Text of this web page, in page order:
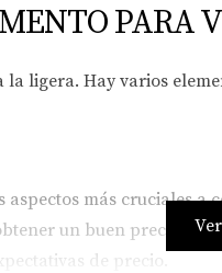
PARA
ligera. Hay varios
más cruciales
un buen precio
de precio.